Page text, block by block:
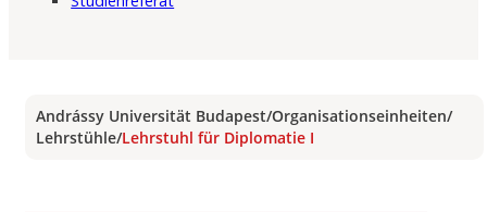
Andrássy Universität Budapest/Organisationseinheiten/
Lehrstühle/Lehrstuhl für Diplomatie I